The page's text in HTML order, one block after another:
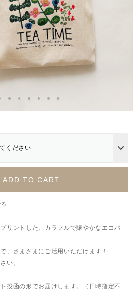
ください
ADD TO CART
る
リントした、カラフルで賑やかなエコバ
、さまざまにご活用いただけます！
い。
投函の形でお届けします。（日時指定不